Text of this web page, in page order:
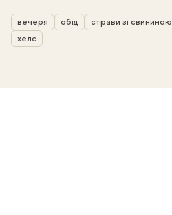
вечеря обід страви зі свининою
хелс